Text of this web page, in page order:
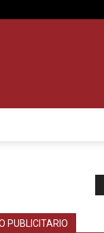
PUBLICITARIO